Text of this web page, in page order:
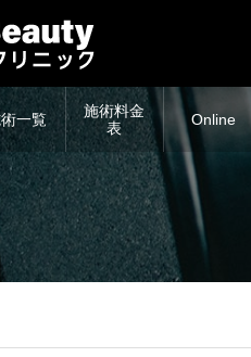
一覧
施術料金
表
Online